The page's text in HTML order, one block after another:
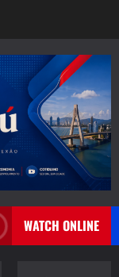
WATCH ONLINE